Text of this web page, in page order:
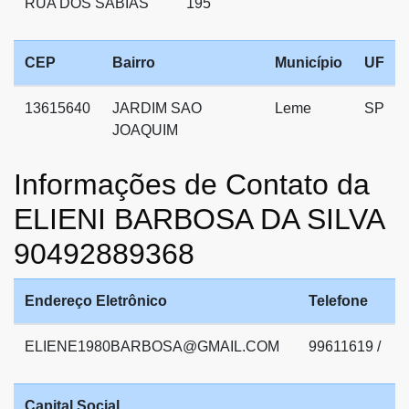
CEP Bairro Município UF
13615640
JARDIM SAO
JOAQUIM
Leme SP
Informações de Contato da
ELIENI BARBOSA DA SILVA
90492889368
Endereço Eletrônico Telefone
ELIENE1980BARBOSA@GMAIL.COM 99611619 /
Capital Social